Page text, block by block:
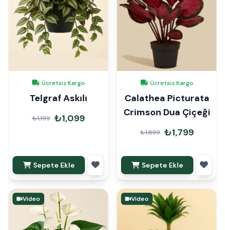
Ücretsiz Kargo
Telgraf Askılı
₺1,199 ₺1,099
Sepete Ekle
Ücretsiz Kargo
Calathea Picturata
Crimson Dua Çiçeği
₺1,899 ₺1,799
Sepete Ekle
Video Video